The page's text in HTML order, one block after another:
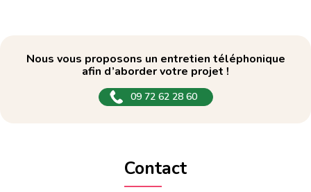
Nous vous proposons un entretien téléphonique
afin d’aborder votre projet !
09 72 62 28 60
Contact